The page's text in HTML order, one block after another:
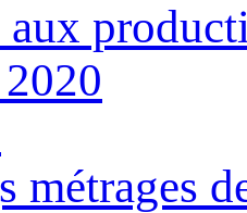
aux
métrages